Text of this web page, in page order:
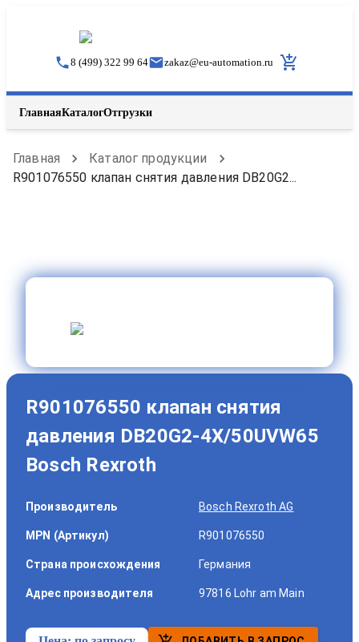
8 (499) 322 99 64 zakaz@eu-automation.ru
ГлавнаяКаталогОтгрузки
Главная
Каталог продукции
R901076550 клапан снятия давления DB20G2...
R901076550 клапан снятия
давления DB20G2-4X/50UVW65
Bosch Rexroth
Производитель Bosch Rexroth AG
MPN (Артикул) R901076550
Страна происхождения Германия
Адрес производителя 97816 Lohr am Main